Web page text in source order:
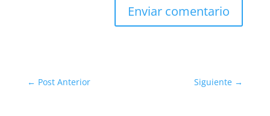
Enviar comentario
← Post Anterior Siguiente →